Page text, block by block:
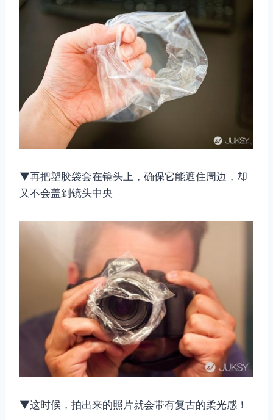
▼再把塑胶袋套在镜头上，确保它能遮住周边，却
又不会盖到镜头中央
▼这时候，拍出来的照片就会带有复古的柔光感！